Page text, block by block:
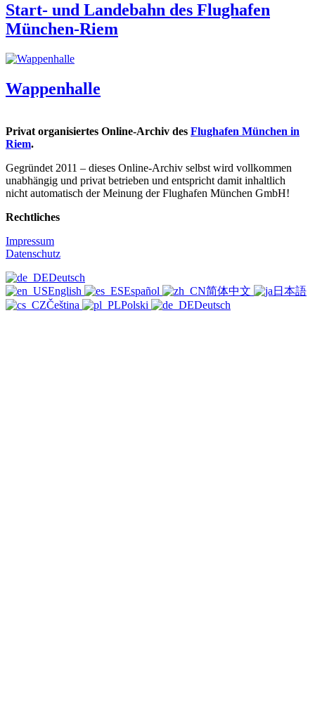
Start- und Landebahn des Flughafen
München-Riem
Wappenhalle
Privat organisiertes Online-Archiv des Flughafen München in
Riem.
Gegründet 2011 – dieses Online-Archiv selbst wird vollkommen
unabhängig und privat betrieben und entspricht damit inhaltlich
nicht automatisch der Meinung der Flughafen München GmbH!
Rechtliches
Impressum
Datenschutz
Deutsch
English
Español 简体中文
日本語
Čeština
Polski Deutsch